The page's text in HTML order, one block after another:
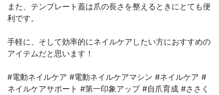
また、テンプレート蓋は爪の長さを整えるときにとても便
利です。
手軽に、そして効率的にネイルケアしたい方におすすめの
アイテムだと思います！
#電動ネイルケア #電動ネイルケアマシン #ネイルケア #
ネイルケアサポート #第一印象アップ #自爪育成 #ささく